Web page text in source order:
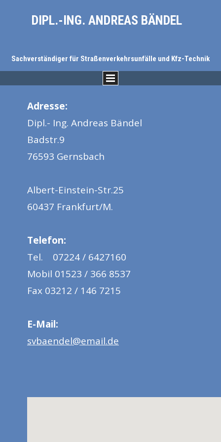
DIPL.-ING. ANDREAS BÄNDEL
Sachverständiger für Straßenverkehrsunfälle und Kfz-Technik
Adresse:
Dipl.- Ing. Andreas Bändel
Badstr.9
76593 Gernsbach
Albert-Einstein-Str.25
60437 Frankfurt/M.
Telefon:
Tel. 07224 / 6427160
Mobil 01523 / 366 8537
Fax 03212 / 146 7215
E-Mail:
svbaendel@email.de